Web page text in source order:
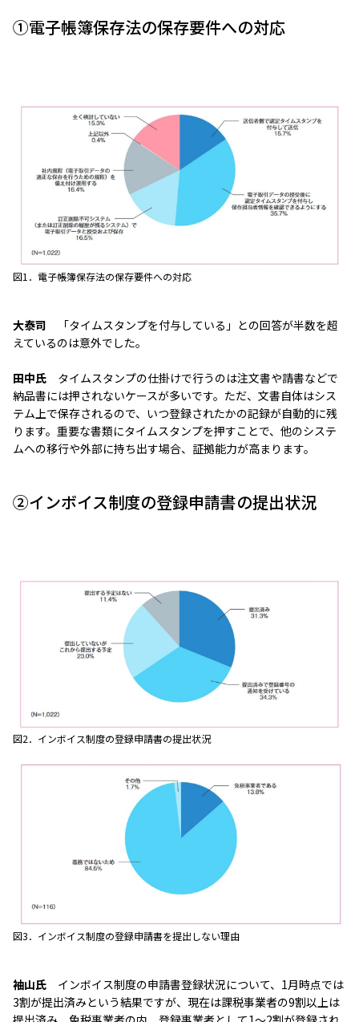
①電子帳簿保存法の保存要件への対応
図1．電子帳簿保存法の保存要件への対応
大泰司 「タイムスタンプを付与している」との回答が半数を超
えているのは意外でした。
田中氏 タイムスタンプの仕掛けで行うのは注文書や請書などで
納品書には押されないケースが多いです。ただ、文書自体はシス
テム上で保存されるので、いつ登録されたかの記録が自動的に残
ります。重要な書類にタイムスタンプを押すことで、他のシステ
ムへの移行や外部に持ち出す場合、証拠能力が高まります。
②インボイス制度の登録申請書の提出状況
図2．インボイス制度の登録申請書の提出状況
図3．インボイス制度の登録申請書を提出しない理由
袖山氏 インボイス制度の申請書登録状況について、1月時点では
3割が提出済みという結果ですが、現在は課税事業者の9割以上は